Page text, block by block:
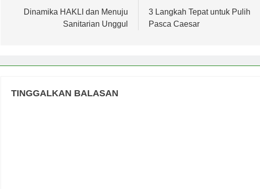
posDinamika HAKLI dan Menuju
Sanitarian Unggul
3 Langkah Tepat untuk Pulih
Pasca Caesar
TINGGALKAN BALASAN